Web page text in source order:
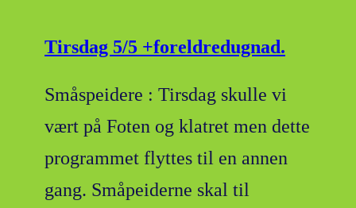
Tirsdag 5/5 +foreldredugnad.
Småspeidere : Tirsdag skulle vi
vært på Foten og klatret men dette
programmet flyttes til en annen
gang. Småpeiderne skal til